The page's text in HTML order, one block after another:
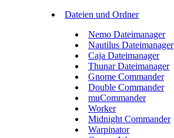
Dateien und Ordner
Nemo Dateimanager
Nautilus Dateimanager
Caja Dateimanager
Thunar Dateimanager
Gnome Commander
Double Commander
muCommander
Worker
Midnight Commander
Warpinator